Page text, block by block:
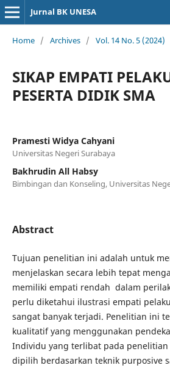
Jurnal BK UNESA
Home / Archives / Vol. 14 No. 5 (2024)
SIKAP EMPATI
PESERTA DIDIK SMA
Pramesti Widya Cahyani
Universitas Negeri Surabaya
Bakhrudin All Habsy
Bimbingan dan Konseling, Universitas
Abstract
Tujuan penelitian ini adalah untuk
menjelaskan secara lebih tepat
memiliki empati rendah dalam
perlu diketahui ilustrasi empati
sangat banyak terjadi. Penelitian ini
kualitatif yang menggunakan
Individu yang terlibat pada
dipilih berdasarkan teknik purposive